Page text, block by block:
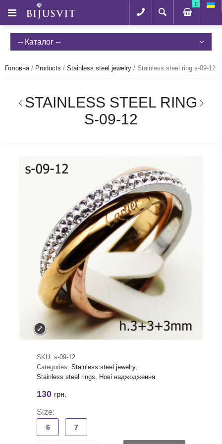
0
-- Каталог --
Головна/ Products / Stainless steel jewelry / Stainless steel ring s-09-12
STAINLESS STEEL RING
S-09-12
SKU: s-09-12
Categories: Stainless steel jewelry,
Stainless steel rings, Нові наджодження
130 грн.
Size:
6 7